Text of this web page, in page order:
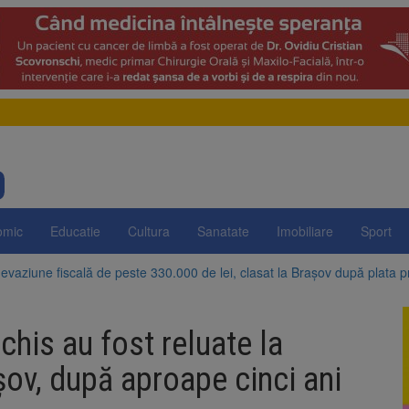
Educatie Cultura Sanatate Imobiliare Sport
fiscală de peste 330.000 de lei, clasat la Brașov după plata
Brașov amenință cu sistarea plăților către Brai-Cata și Comprest.
de lângă Piața Star din Brașov au fost demolate
Belvedere de pe Tâmpa intră în renovare. Contract de peste 1 milion
au fost reluate la
după aproape cinci ani